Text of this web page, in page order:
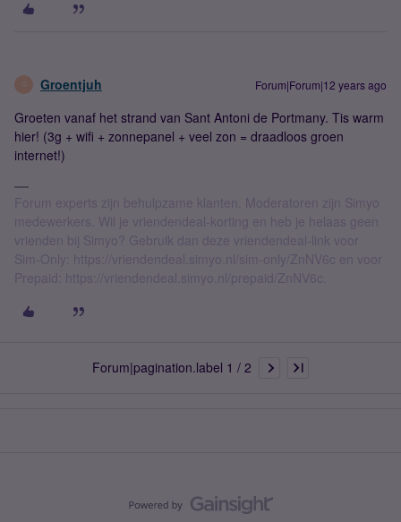
G Groentjuh Forum|Forum|12 years ago
Groeten vanaf het strand van Sant Antoni de Portmany. Tis warm
hier! (3g + wifi + zonnepanel + veel zon = draadloos groen
internet!)
Forum experts zijn behulpzame klanten. Moderatoren zijn Simyo
medewerkers. Wil je vriendendeal-korting en heb je helaas geen
vrienden bij Simyo? Gebruik dan deze vriendendeal-link voor
Sim-Only: https://vriendendeal.simyo.nl/sim-only/ZnNV6c en voor
Prepaid: https://vriendendeal.simyo.nl/prepaid/ZnNV6c.
Forum|pagination.label 1 / 2